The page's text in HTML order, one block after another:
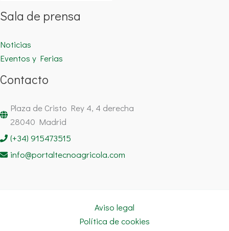
Sala de prensa
Noticias
Eventos y Ferias
Contacto
Plaza de Cristo Rey 4, 4 derecha
28040 Madrid
(+34) 915473515
info@portaltecnoagricola.com
Aviso legal
Política de cookies